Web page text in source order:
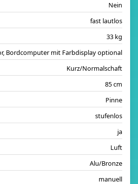
Nein
fast lautlos
33 kg
Bordcomputer mit Farbdisplay optional
Kurz/Normalschaft
85 cm
Pinne
stufenlos
ja
Luft
Alu/Bronze
manuell